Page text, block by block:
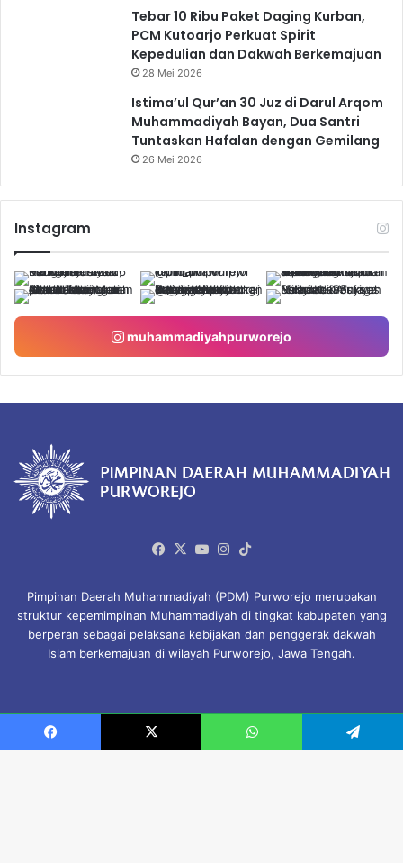
Tebar 10 Ribu Paket Daging Kurban,
PCM Kutoarjo Perkuat Spirit
Kepedulian dan Dakwah Berkemajuan
28 Mei 2026
Istima’ul Qur’an 30 Juz di Darul Arqom
Muhammadiyah Bayan, Dua Santri
Tuntaskan Hafalan dengan Gemilang
26 Mei 2026
Instagram
muhammadiyahpurworejo
Facebook
X YouTubeInstagram
Pimpinan Daerah Muhammadiyah (PDM) Purworejo merupakan
struktur kepemimpinan Muhammadiyah di tingkat kabupaten yang
berperan sebagai pelaksana kebijakan dan penggerak dakwah
Islam berkemajuan di wilayah Purworejo, Jawa Tengah.
Facebook X WhatsApp Telegram